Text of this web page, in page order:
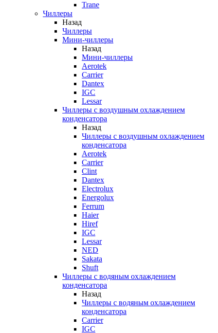
Trane
Чиллеры
Назад
Чиллеры
Мини-чиллеры
Назад
Мини-чиллеры
Aerotek
Carrier
Dantex
IGC
Lessar
Чиллеры с воздушным охлаждением
конденсатора
Назад
Чиллеры с воздушным охлаждением
конденсатора
Aerotek
Carrier
Clint
Dantex
Electrolux
Energolux
Ferrum
Haier
Hiref
IGC
Lessar
NED
Sakata
Shuft
Чиллеры с водяным охлаждением
конденсатора
Назад
Чиллеры с водяным охлаждением
конденсатора
Carrier
IGC